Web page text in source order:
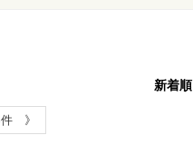
新着順
件 》